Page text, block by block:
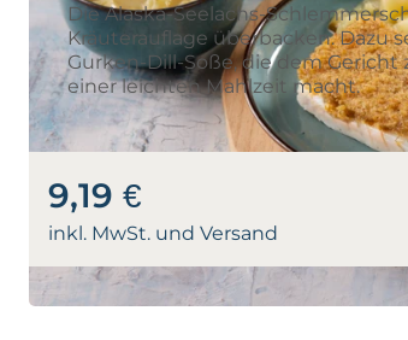
Die Alaska-Seelachs-
Kräuterauflage überbacken. Dazu
Gurken-Dill-Soße, die dem
einer leichten Mahlzeit macht.
9,19 €
inkl. MwSt. und Versand